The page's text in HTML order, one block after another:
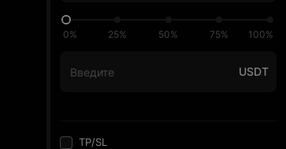
0% 25% 50% 75% 100%
USDT
TP/SL